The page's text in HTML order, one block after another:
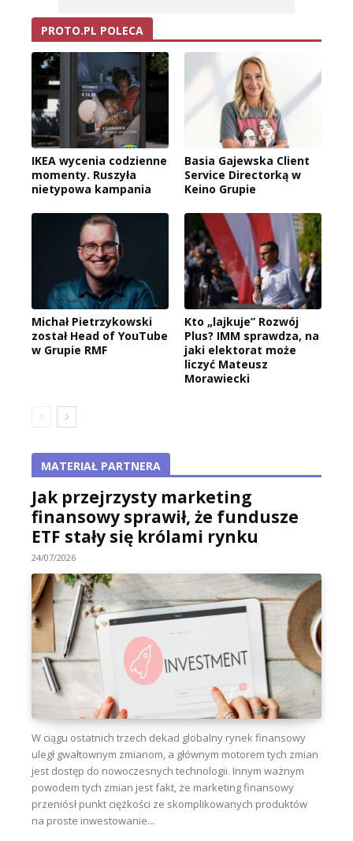
PROTO.PL POLECA
IKEA wycenia codzienne
momenty. Ruszyła
nietypowa kampania
Basia Gajewska Client
Service Directorką w
Keino Grupie
Michał Pietrzykowski
został Head of YouTube
w Grupie RMF
Kto „lajkuje” Rozwój
Plus? IMM sprawdza, na
jaki elektorat może
liczyć Mateusz
Morawiecki
MATERIAŁ PARTNERA
Jak przejrzysty marketing
finansowy sprawił, że fundusze
ETF stały się królami rynku
24/07/2026
W ciągu ostatnich trzech dekad globalny rynek finansowy
uległ gwałtownym zmianom, a głównym motorem tych zmian
jest dostęp do nowoczesnych technologii. Innym ważnym
powodem tych zmian jest fakt, że marketing finansowy
przeniósł punkt ciężkości ze skomplikowanych produktów
na proste inwestowanie...